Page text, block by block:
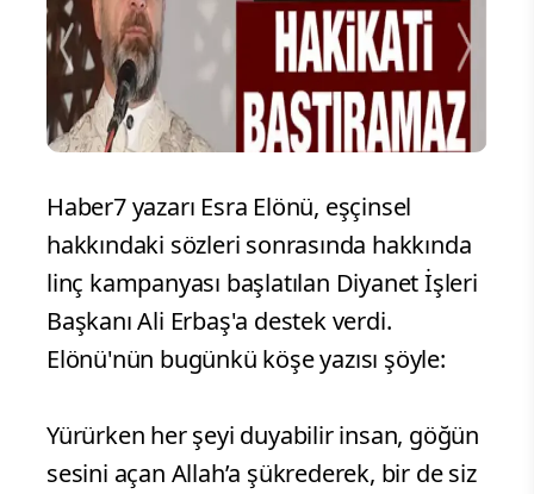
Haber7 yazarı Esra Elönü, eşçinsel
hakkındaki sözleri sonrasında hakkında
linç kampanyası başlatılan Diyanet İşleri
Başkanı Ali Erbaş'a destek verdi.
Elönü'nün bugünkü köşe yazısı şöyle:
Yürürken her şeyi duyabilir insan, göğün
sesini açan Allah’a şükrederek, bir de siz